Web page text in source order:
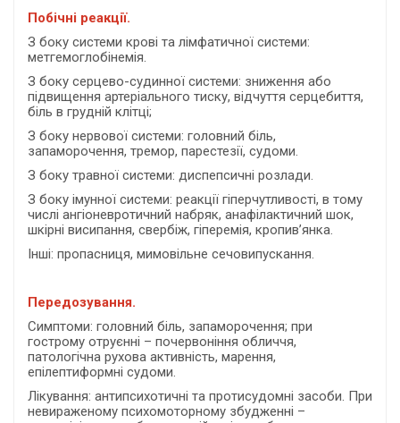
Побічні реакції.
З боку системи крові та лімфатичної системи:
метгемоглобінемія.
З боку серцево-судинної системи: зниження або
підвищення артеріального тиску, відчуття серцебиття,
біль в грудній клітці;
З боку нервової системи: головний біль,
запаморочення, тремор, парестезії, судоми.
З боку травної системи: диспепсичні розлади.
З боку імунної системи: реакції гіперчутливості, в тому
числі ангіоневротичний набряк, анафілактичний шок,
шкірні висипання, свербіж, гіперемія, кропив’янка.
Інші: пропасниця, мимовільне сечовипускання.
Передозування.
Симптоми: головний біль, запаморочення; при
гострому отруєнні – почервоніння обличчя,
патологічна рухова активність, марення,
епілептиформні судоми.
Лікування: антипсихотичні та протисудомні засоби. При
невираженому психомоторному збудженні –